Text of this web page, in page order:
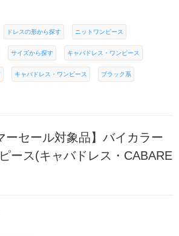
ドレスの形から探す ニットワンピース
サイズから探す キャバドレス・ワンピース
キャバドレス・ワンピース ブラック系
ーセール対象品】バイカラー
ース(キャバドレス・CABARE